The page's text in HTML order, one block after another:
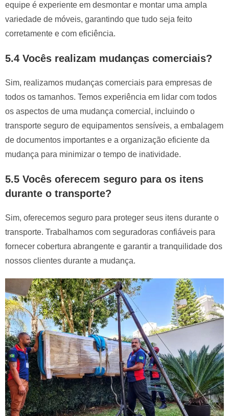
equipe é experiente em desmontar e montar uma ampla
variedade de móveis, garantindo que tudo seja feito
corretamente e com eficiência.
5.4 Vocês realizam mudanças comerciais?
Sim, realizamos mudanças comerciais para empresas de
todos os tamanhos. Temos experiência em lidar com todos
os aspectos de uma mudança comercial, incluindo o
transporte seguro de equipamentos sensíveis, a embalagem
de documentos importantes e a organização eficiente da
mudança para minimizar o tempo de inatividade.
5.5 Vocês oferecem seguro para os itens
durante o transporte?
Sim, oferecemos seguro para proteger seus itens durante o
transporte. Trabalhamos com seguradoras confiáveis para
fornecer cobertura abrangente e garantir a tranquilidade dos
nossos clientes durante a mudança.